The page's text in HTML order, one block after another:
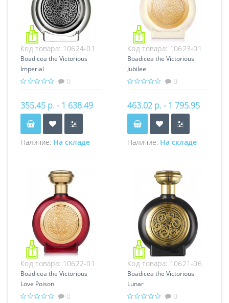
Код товара: 10624-01
Boadicea the Victorious
Imperial
0
355.45 р. - 1 638.49
р.
Наличие: На складе
Код товара: 10623-01
Boadicea the Victorious
Jubilee
0
463.02 р. - 1 795.95
р.
Наличие: На складе
Код товара: 10622-01
Boadicea the Victorious
Love Poison
0
Код товара: 10621-06
Boadicea the Victorious
Lunar
0